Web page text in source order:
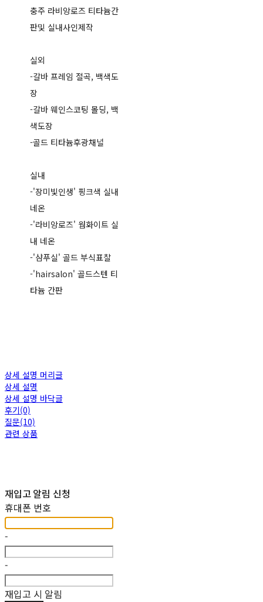
충주 라비앙로즈 티타늄간
판및 실내사인제작
실외
-갈바 프레임 절곡, 백색도
장
-갈바 웨인스코팅 몰딩, 백
색도장
-골드 티타늄후광채널
실내
-'장미빛인생' 핑크색 실내
네온
-'라비앙로즈' 웜화이트 실
내 네온
-'샴푸실' 골드 부식표찰
-'hairsalon' 골드스텐 티
타늄 간판
상세 설명 머리글
상세 설명
상세 설명 바닥글
후기(0)
질문(10)
관련 상품
재입고 알림 신청
휴대폰 번호
-
-
재입고 시 알림